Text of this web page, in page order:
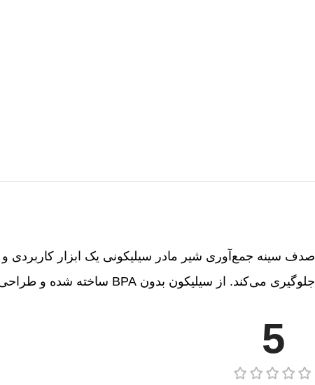
صدف سینه جمع‌آوری شیر مادر سیلیکونی یک ابزار کاربردی
جلوگیری می‌کند. از سیلیکون بدون BPA ساخته شده و طراحی آن ارگونومیک است. این صدف سینه راحت و قابل استفاده در طول روز است.
5